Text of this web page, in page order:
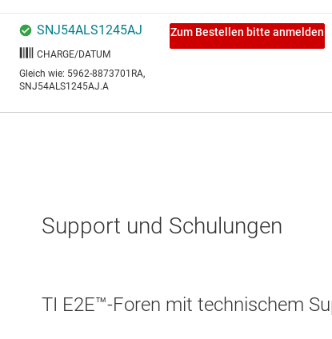
Support und Schulungen
TI E2E™-Foren mit technischem